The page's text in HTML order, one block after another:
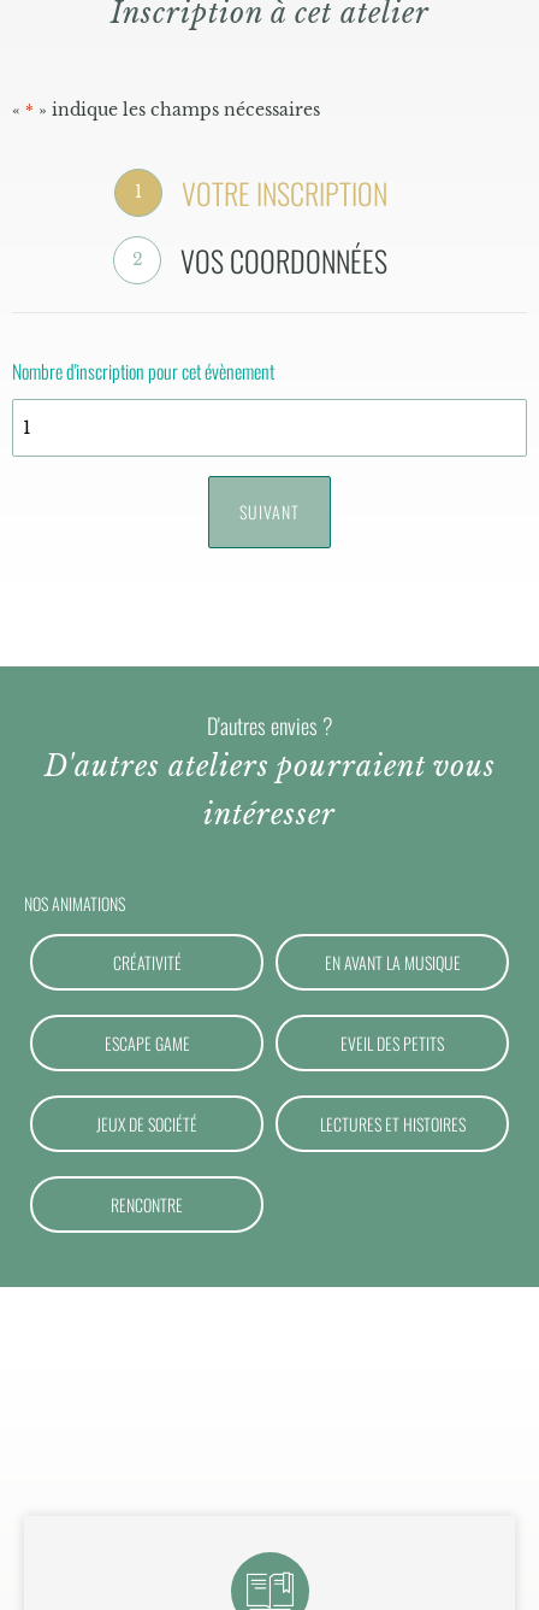
Inscription à cet atelier
« * » indique les champs nécessaires
1 VOTRE INSCRIPTION
2 VOS COORDONNÉES
Nombre d'inscription pour cet évènement
D'autres envies ?
D'autres ateliers pourraient vous
intéresser
NOS ANIMATIONS
CRÉATIVITÉ EN AVANT LA MUSIQUE
ESCAPE GAME EVEIL DES PETITS
JEUX DE SOCIÉTÉ LECTURES ET HISTOIRES
RENCONTRE